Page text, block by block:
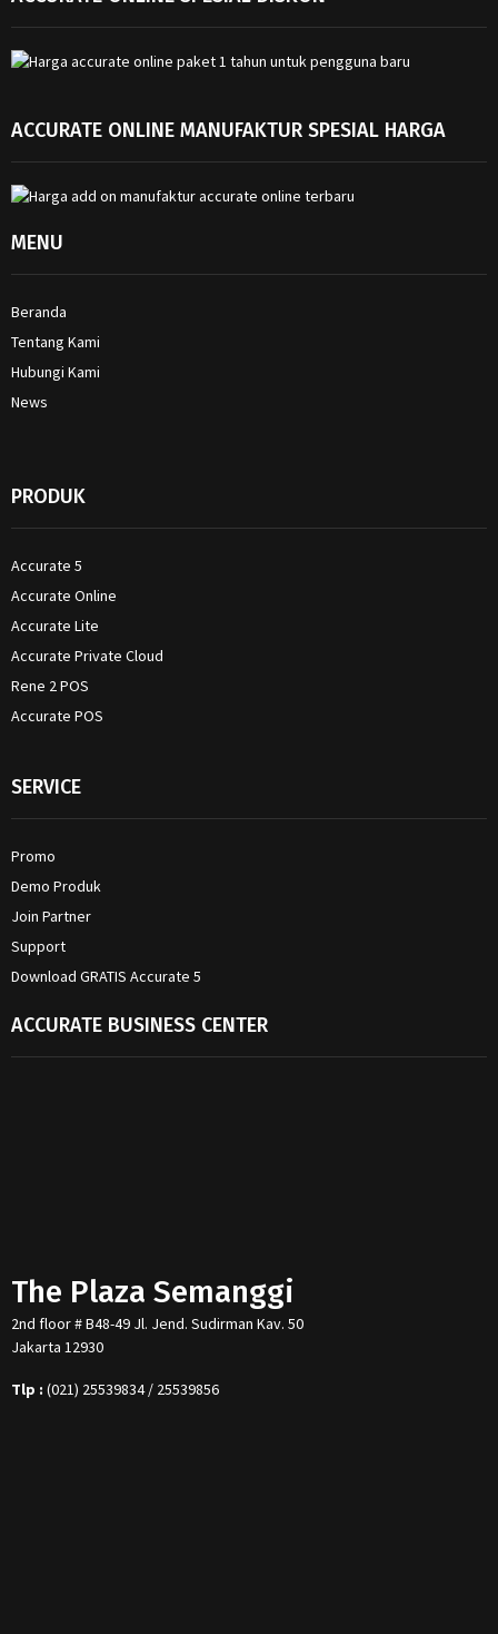
ACCURATE ONLINE MANUFAKTUR SPESIAL HARGA
MENU
Beranda
Tentang Kami
Hubungi Kami
News
PRODUK
Accurate 5
Accurate Online
Accurate Lite
Accurate Private Cloud
Rene 2 POS
Accurate POS
SERVICE
Promo
Demo Produk
Join Partner
Support
Download GRATIS Accurate 5
ACCURATE BUSINESS CENTER
The Plaza Semanggi
2nd floor # B48-49 Jl. Jend. Sudirman Kav. 50
Jakarta 12930
Tlp : (021) 25539834 / 25539856